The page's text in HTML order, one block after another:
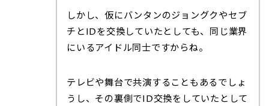
しかし、仮にバンタンのジョングクやセブ
チとIDを交換していたとしても、同じ業界
にいるアイドル同士ですからね。
テレビや舞台で共演することもあるでしょ
うし、その裏側でID交換をしていたとして